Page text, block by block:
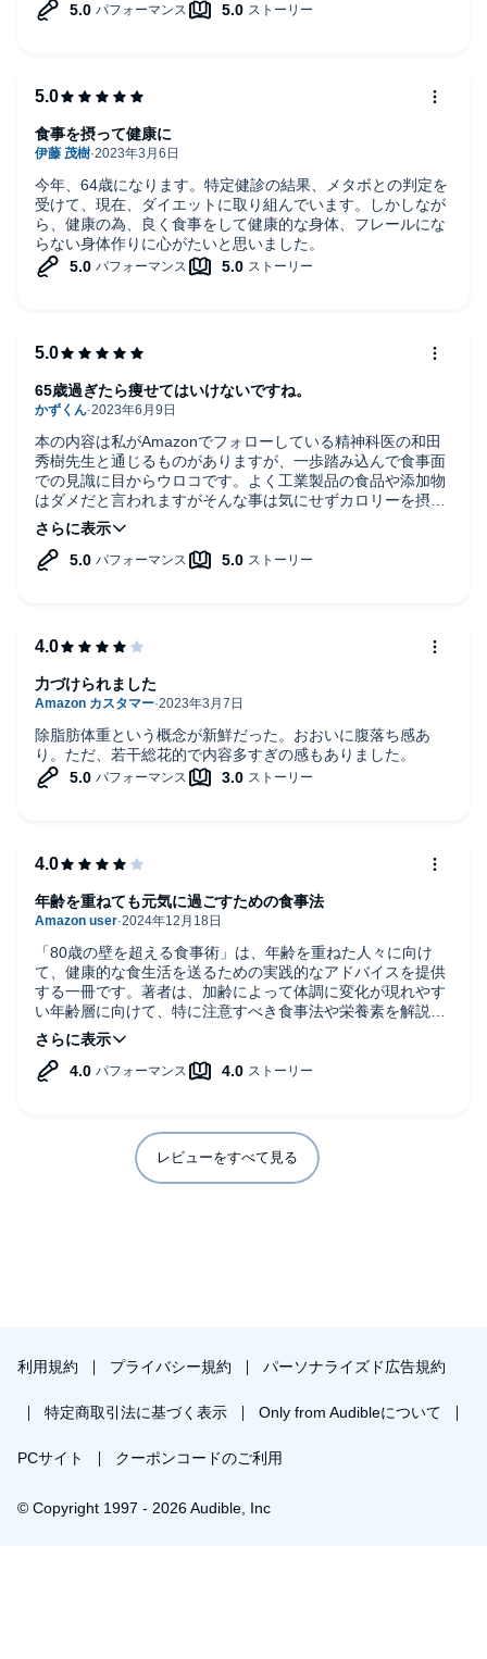
今年、64歳になります。特定健診の結果、メタボとの判定を
受けて、現在、ダイエットに取り組んでいます。しかしなが
ら、健康の為、良く食事をして健康的な身体、フレールにな
らない身体作りに心がたいと思いました。
食事を摂って健康に
本の内容は私がAmazonでフォローしている精神科医の和田
秀樹先生と通じるものがありますが、一歩踏み込んで食事面
での見識に目からウロコです。よく工業製品の食品や添加物
はダメだと言われますがそんな事は気にせずカロリーを摂取
する事に重点を置いています。多少の小太りがいいという肥
満パラドックスがいいと言われていますが成程と思いまし
た。健康寿命は80歳の壁を越えるには60〜70歳台の助走が大
65歳過ぎたら痩せてはいけないですね。
除脂肪体重という概念が新鮮だった。おおいに腹落ち感あ
り。ただ、若干総花的で内容多すぎの感もありました。
力づけられました
「80歳の壁を超える食事術」は、年齢を重ねた人々に向け
て、健康的な食生活を送るための実践的なアドバイスを提供
する一冊です。著者は、加齢によって体調に変化が現れやす
い年齢層に向けて、特に注意すべき食事法や栄養素を解説し
ています。ナレーションは聞きやすく、情報が分かりやすく
伝わってきます。
習慣の改善点が分かりやすくまとめられており、すぐに実行
できる内容が多いのが魅力です。また、高齢者にありがちな
体調不良や病気を予防するための食事法に焦点を当てている
っては非常に有益な一冊であり、日々の食事に対する意識を
年齢を重ねても元気に過ごすための食事法
レビューをすべて見る
利用規約 プライバシー規約 パーソナライズド広告規約
特定商取引法に基づく表示 Only from Audibleについて
PCサイト クーポンコードのご利用
© Copyright 1997 - 2026 Audible, Inc